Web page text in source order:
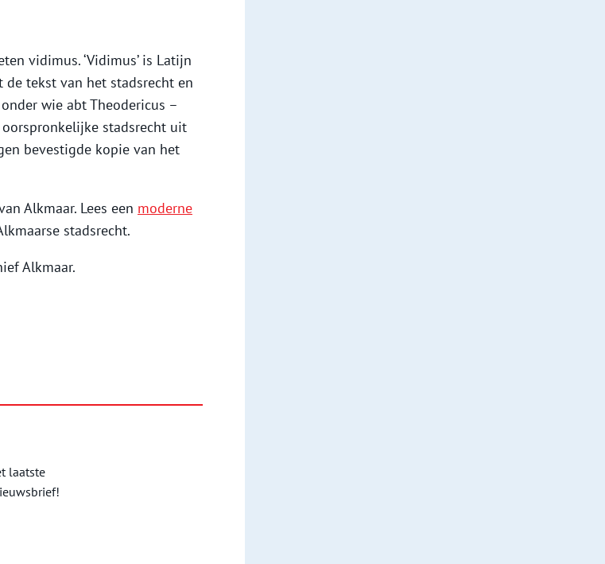
vidimus. ‘Vidimus’ is Latijn
de tekst van het stadsrecht en
wie abt Theodericus –
stadsrecht uit
bevestigde kopie van het
Alkmaar. Lees een moderne
stadsrecht.
Alkmaar.
laatste